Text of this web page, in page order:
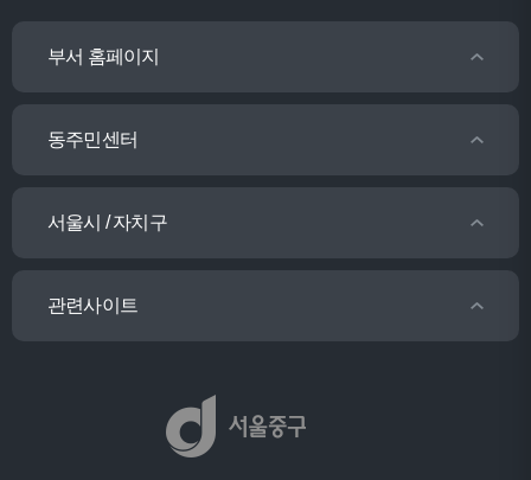
부서 홈페이지
동주민센터
서울시 / 자치구
관련사이트